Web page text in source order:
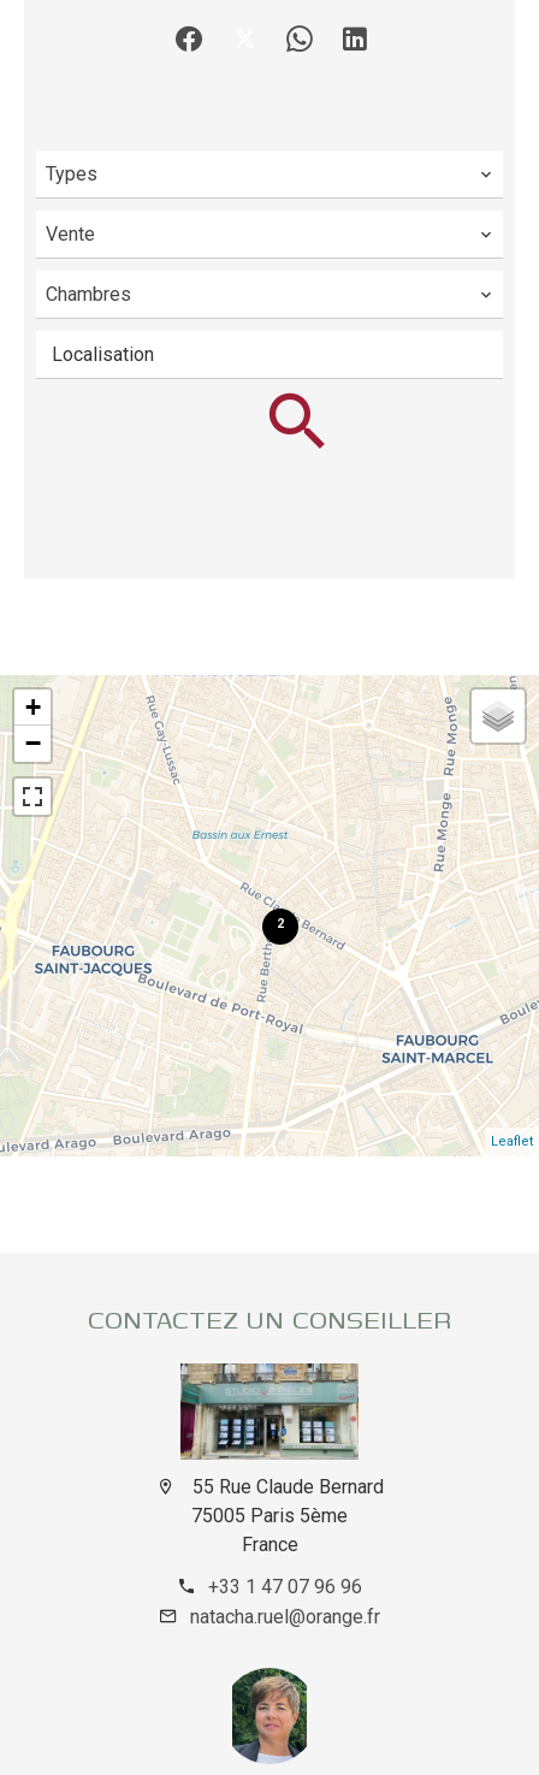
Types
Vente
Chambres
Localisation
2
+
−
Leaflet
CONTACTEZ UN CONSEILLER
55 Rue Claude Bernard
75005 Paris 5ème
France
+33 1 47 07 96 96
natacha.ruel@orange.fr